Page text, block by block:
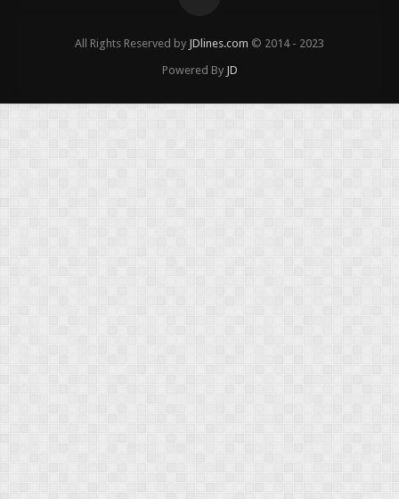
All Rights Reserved by JDlines.com © 2014 - 2023
Powered By JD